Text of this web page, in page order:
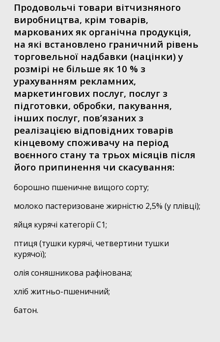
Продовольчі товари вітчизняного
виробництва, крім товарів,
маркованих як органічна продукція,
на які встановлено граничний рівень
торговельної надбавки (націнки) у
розмірі не більше як 10 % з
урахуванням рекламних,
маркетингових послуг, послуг з
підготовки, обробки, пакування,
інших послуг, пов’язаних з
реалізацією відповідних товарів
кінцевому споживачу на період
воєнного стану та трьох місяців після
його припинення чи скасування:
борошно пшеничне вищого сорту;
молоко пастеризоване жирністю 2,5% (у плівці);
яйця курячі категорії С1;
птиця (тушки курячі, четвертини тушки
курячої);
олія соняшникова рафінована;
хліб житньо-пшеничний;
батон.